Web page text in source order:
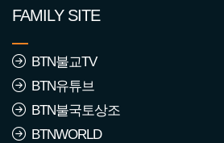
FAMILY SITE
BTN불교TV
BTN유튜브
BTN불국토상조
BTNWORLD